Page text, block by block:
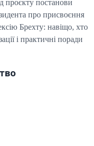
проєкту постанови
про присвоєння
Брехту: навіщо, хто
і практичні поради